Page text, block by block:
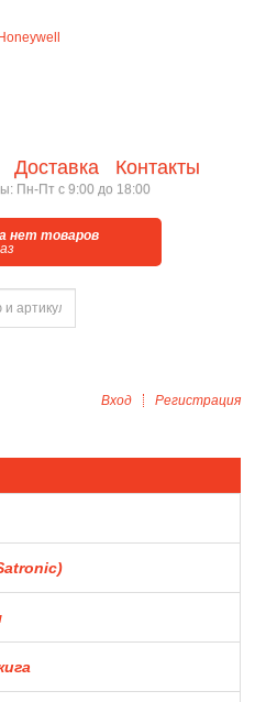
Доставка Контакты
Пн-Пт с 9:00 до 18:00
нет товаров
Вход Регистрация